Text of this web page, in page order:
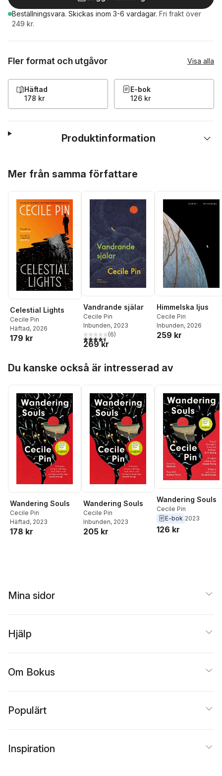
Beställningsvara. Skickas inom 3-6 vardagar. Fri frakt över
249 kr.
Fler format och utgåvor Visa alla
Häftad
178 kr
E-bok
126 kr
Produktinformation
Mer från samma författare
Celestial Lights
Cecile Pin
Häftad, 2026
179 kr
Vandrande själar
Cecile Pin
Inbunden, 2023
4,5utav 5 stjärnor. Totalt antal röster:
(6)
269 kr
Himmelska ljus
Cecile Pin
Inbunden, 2026
259 kr
Du kanske också är intresserad av
Wandering Souls
Cecile Pin
Häftad, 2023
178 kr
Wandering Souls
Cecile Pin
Inbunden, 2023
205 kr
Wandering Souls
Cecile Pin
E-bok 2023
126 kr
Mina sidor
Hjälp
Om Bokus
Populärt
Inspiration